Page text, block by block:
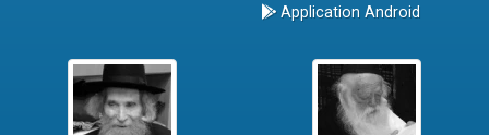
Application Android